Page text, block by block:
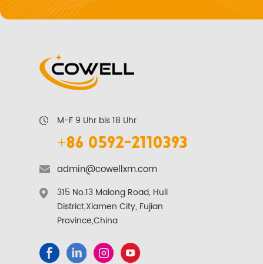
M-F 9 Uhr bis 18 Uhr
+86 0592-2110393
admin@cowellxm.com
315 No.13 Malong Road, Huli
District,Xiamen City, Fujian
Province,China